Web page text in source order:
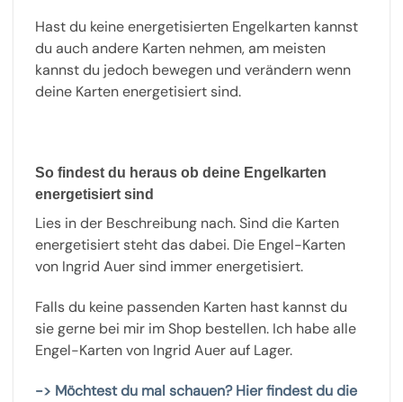
Hast du keine energetisierten Engelkarten kannst
du auch andere Karten nehmen, am meisten
kannst du jedoch bewegen und verändern wenn
deine Karten energetisiert sind.
So findest du heraus ob deine Engelkarten
energetisiert sind
Lies in der Beschreibung nach. Sind die Karten
energetisiert steht das dabei. Die Engel-Karten
von Ingrid Auer sind immer energetisiert.
Falls du keine passenden Karten hast kannst du
sie gerne bei mir im Shop bestellen. Ich habe alle
Engel-Karten von Ingrid Auer auf Lager.
-> Möchtest du mal schauen? Hier findest du die